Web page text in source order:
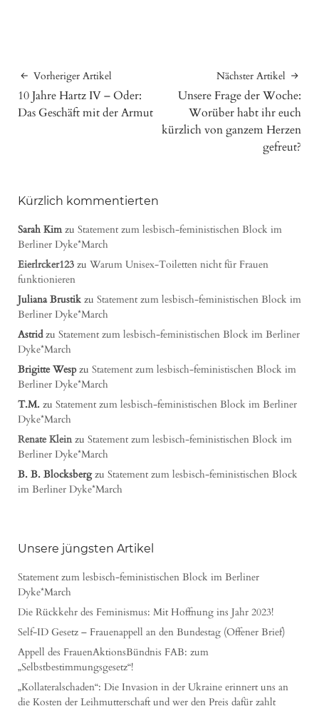
Vorheriger Artikel
10 Jahre Hartz IV – Oder:
Das Geschäft mit der Armut
Nächster Artikel
Unsere Frage der Woche:
Worüber habt ihr euch
kürzlich von ganzem Herzen
gefreut?
Kürzlich kommentierten
Sarah Kimzu Statement zum lesbisch-feministischen Block im
Berliner Dyke*March
Eierlrcker123 zu Warum Unisex-Toiletten nicht für Frauen
funktionieren
Juliana Brustik zu Statement zum lesbisch-feministischen Block im
Berliner Dyke*March
Astridzu Statement zum lesbisch-feministischen Block im Berliner
Dyke*March
Brigitte Wespzu Statement zum lesbisch-feministischen Block im
Berliner Dyke*March
T.M. zu Statement zum lesbisch-feministischen Block im Berliner
Dyke*March
Renate Kleinzu Statement zum lesbisch-feministischen Block im
Berliner Dyke*March
B. B. Blocksbergzu Statement zum lesbisch-feministischen Block
im Berliner Dyke*March
Unsere jüngsten Artikel
Statement zum lesbisch-feministischen Block im Berliner
Dyke*March
Die Rückkehr des Feminismus: Mit Hoffnung ins Jahr 2023!
Self-ID Gesetz – Frauenappell an den Bundestag (Offener Brief)
Appell des FrauenAktionsBündnis FAB: zum
„Selbstbestimmungsgesetz“!
„Kollateralschaden“: Die Invasion in der Ukraine erinnert uns an
die Kosten der Leihmutterschaft und wer den Preis dafür zahlt